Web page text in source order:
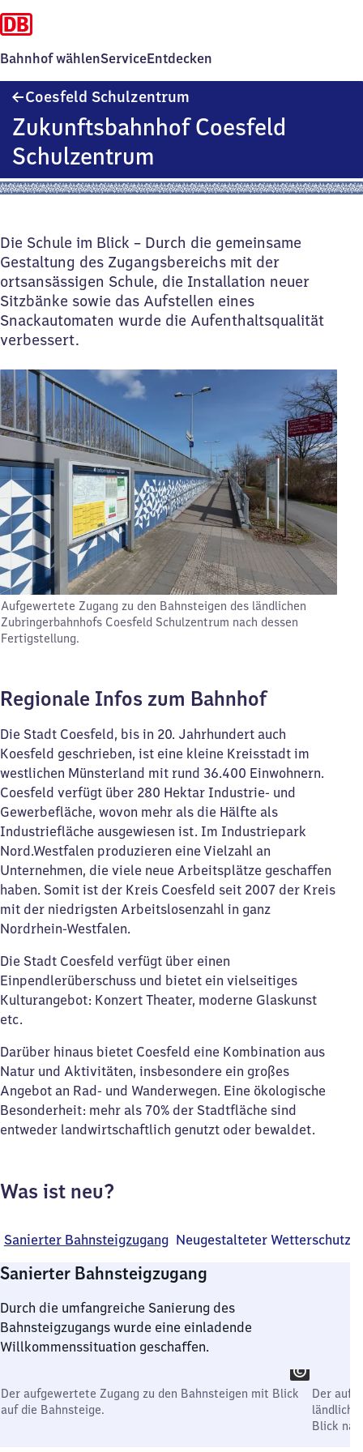
Bahnhof wählenServiceEntdecken
Coesfeld Schulzentrum
Zukunftsbahnhof Coesfeld
Schulzentrum
Die Schule im Blick – Durch die gemeinsame
Gestaltung des Zugangsbereichs mit der
ortsansässigen Schule, die Installation neuer
Sitzbänke sowie das Aufstellen eines
Snackautomaten wurde die Aufenthaltsqualität
verbessert.
Aufgewertete Zugang zu den Bahnsteigen des ländlichen
Zubringerbahnhofs Coesfeld Schulzentrum nach dessen
Fertigstellung.
Regionale Infos zum Bahnhof
Die Stadt Coesfeld, bis in 20. Jahrhundert auch
Koesfeld geschrieben, ist eine kleine Kreisstadt im
westlichen Münsterland mit rund 36.400 Einwohnern.
Coesfeld verfügt über 280 Hektar Industrie- und
Gewerbefläche, wovon mehr als die Hälfte als
Industriefläche ausgewiesen ist​. Im Industriepark
Nord.Westfalen produzieren eine Vielzahl an
Unternehmen, die viele neue Arbeitsplätze geschaffen
haben. Somit ist der Kreis Coesfeld seit 2007 der Kreis
mit der niedrigsten Arbeitslosenzahl in ganz
Nordrhein-Westfalen. ​
Die Stadt Coesfeld verfügt über einen
Einpendlerüberschuss und bietet ein vielseitiges
Kulturangebot: Konzert Theater, moderne Glaskunst
etc.​
Darüber hinaus bietet Coesfeld eine Kombination aus
Natur und Aktivitäten, insbesondere ein großes
Angebot an Rad- und Wanderwegen. Eine ökologische
Besonderheit: mehr als 70% der Stadtfläche sind
entweder landwirtschaftlich genutzt oder bewaldet.
Was ist neu?
Sanierter Bahnsteigzugang Neugestalteter Wetterschutz
Sanierter Bahnsteigzugang
Durch die umfangreiche Sanierung des
Bahnsteigzugangs wurde eine einladende
Willkommenssituation geschaffen.
Der aufgewertete Zugang zu den Bahnsteigen mit Blick
auf die Bahnsteige.
Der
Blick